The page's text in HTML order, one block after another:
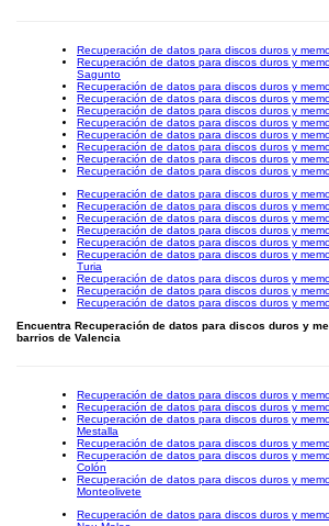
Recuperación de datos para discos duros y
Recuperación de datos para discos duros y
Sagunto
Recuperación de datos para discos duros y
Recuperación de datos para discos duros y
Recuperación de datos para discos duros y
Recuperación de datos para discos duros y
Recuperación de datos para discos duros y
Recuperación de datos para discos duros y
Recuperación de datos para discos duros y
Recuperación de datos para discos duros y
Recuperación de datos para discos duros y
Recuperación de datos para discos duros y
Recuperación de datos para discos duros y
Recuperación de datos para discos duros y
Recuperación de datos para discos duros y
Recuperación de datos para discos duros y
Turia
Recuperación de datos para discos duros y
Recuperación de datos para discos duros y
Recuperación de datos para discos duros y
Encuentra Recuperación de datos para discos duros y
barrios de Valencia
Recuperación de datos para discos duros y
Recuperación de datos para discos duros y
Recuperación de datos para discos duros y
Mestalla
Recuperación de datos para discos duros y
Recuperación de datos para discos duros y
Colón
Recuperación de datos para discos duros y
Monteolivete
Recuperación de datos para discos duros y